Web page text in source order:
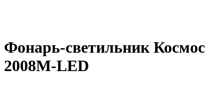
Фонарь-светильник Космос
2008М-LED